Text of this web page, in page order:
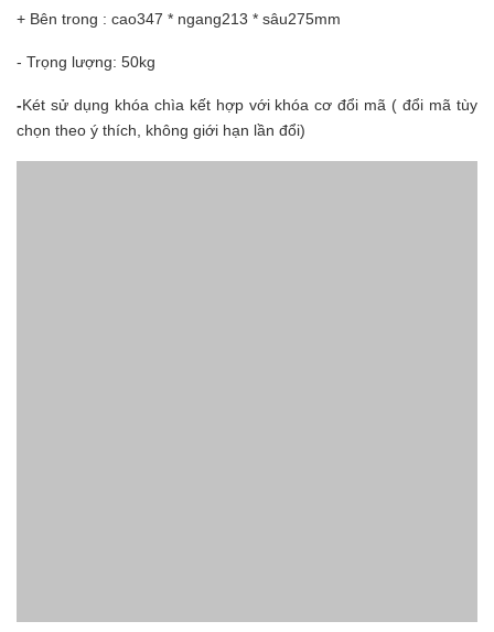
+ Bên trong : cao347 * ngang213 * sâu275mm
- Trọng lượng: 50kg
-Két sử dụng khóa chìa kết hợp với khóa cơ đổi mã ( đổi mã tùy
chọn theo ý thích, không giới hạn lần đổi)